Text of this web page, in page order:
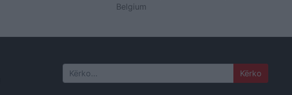
Belgium
Search